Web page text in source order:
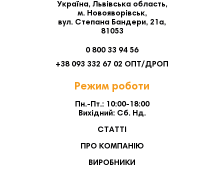
Україна, Львівська область,
м. Новояворівськ,
вул. Степана Бандери, 21а,
81053
0 800 33 94 56
+38 093 332 67 02 ОПТ/ДРОП
Режим роботи
Пн.-Пт.: 10:00-18:00
Вихідний: Сб. Нд.
СТАТТІ
ПРО КОМПАНІЮ
ВИРОБНИКИ